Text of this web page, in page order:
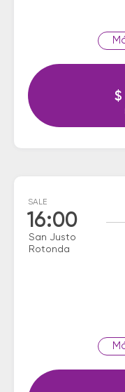
$
SALE
16:00
San Justo
Rotonda